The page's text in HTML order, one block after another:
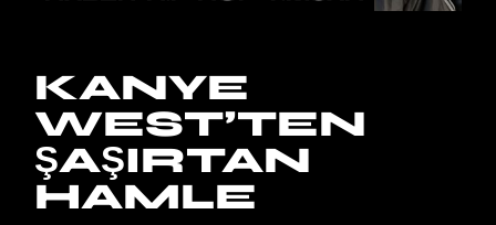
KANYE
WEST’TEN
ŞAŞIRTAN
HAMLE